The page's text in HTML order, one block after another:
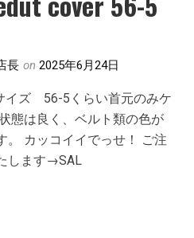
長 on2025年6月24日
イズ 56-5くらい首元のみケ
態は良く、ベルト類の色が
。 カッコイイでっせ！ ご注
します→SAL